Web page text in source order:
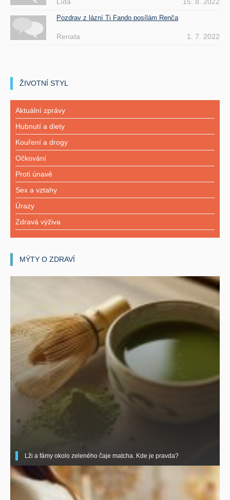
Lída 15. 8. 2022
Pozdrav z lázní Ti Fando posílám Renča
Renata 1. 7. 2022
ŽIVOTNÍ STYL
Aktuální zprávy
Hubnutí a diety
Kouření a drogy
Očkování
Proti únavě
Sex a vztahy
Úrazy
Zdravá výživa
MÝTY O ZDRAVÍ
Lži a fámy okolo zeleného čaje matcha. Kde je pravda?